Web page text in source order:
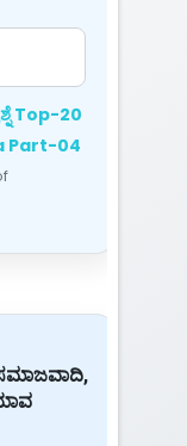
Top-20
Part-04